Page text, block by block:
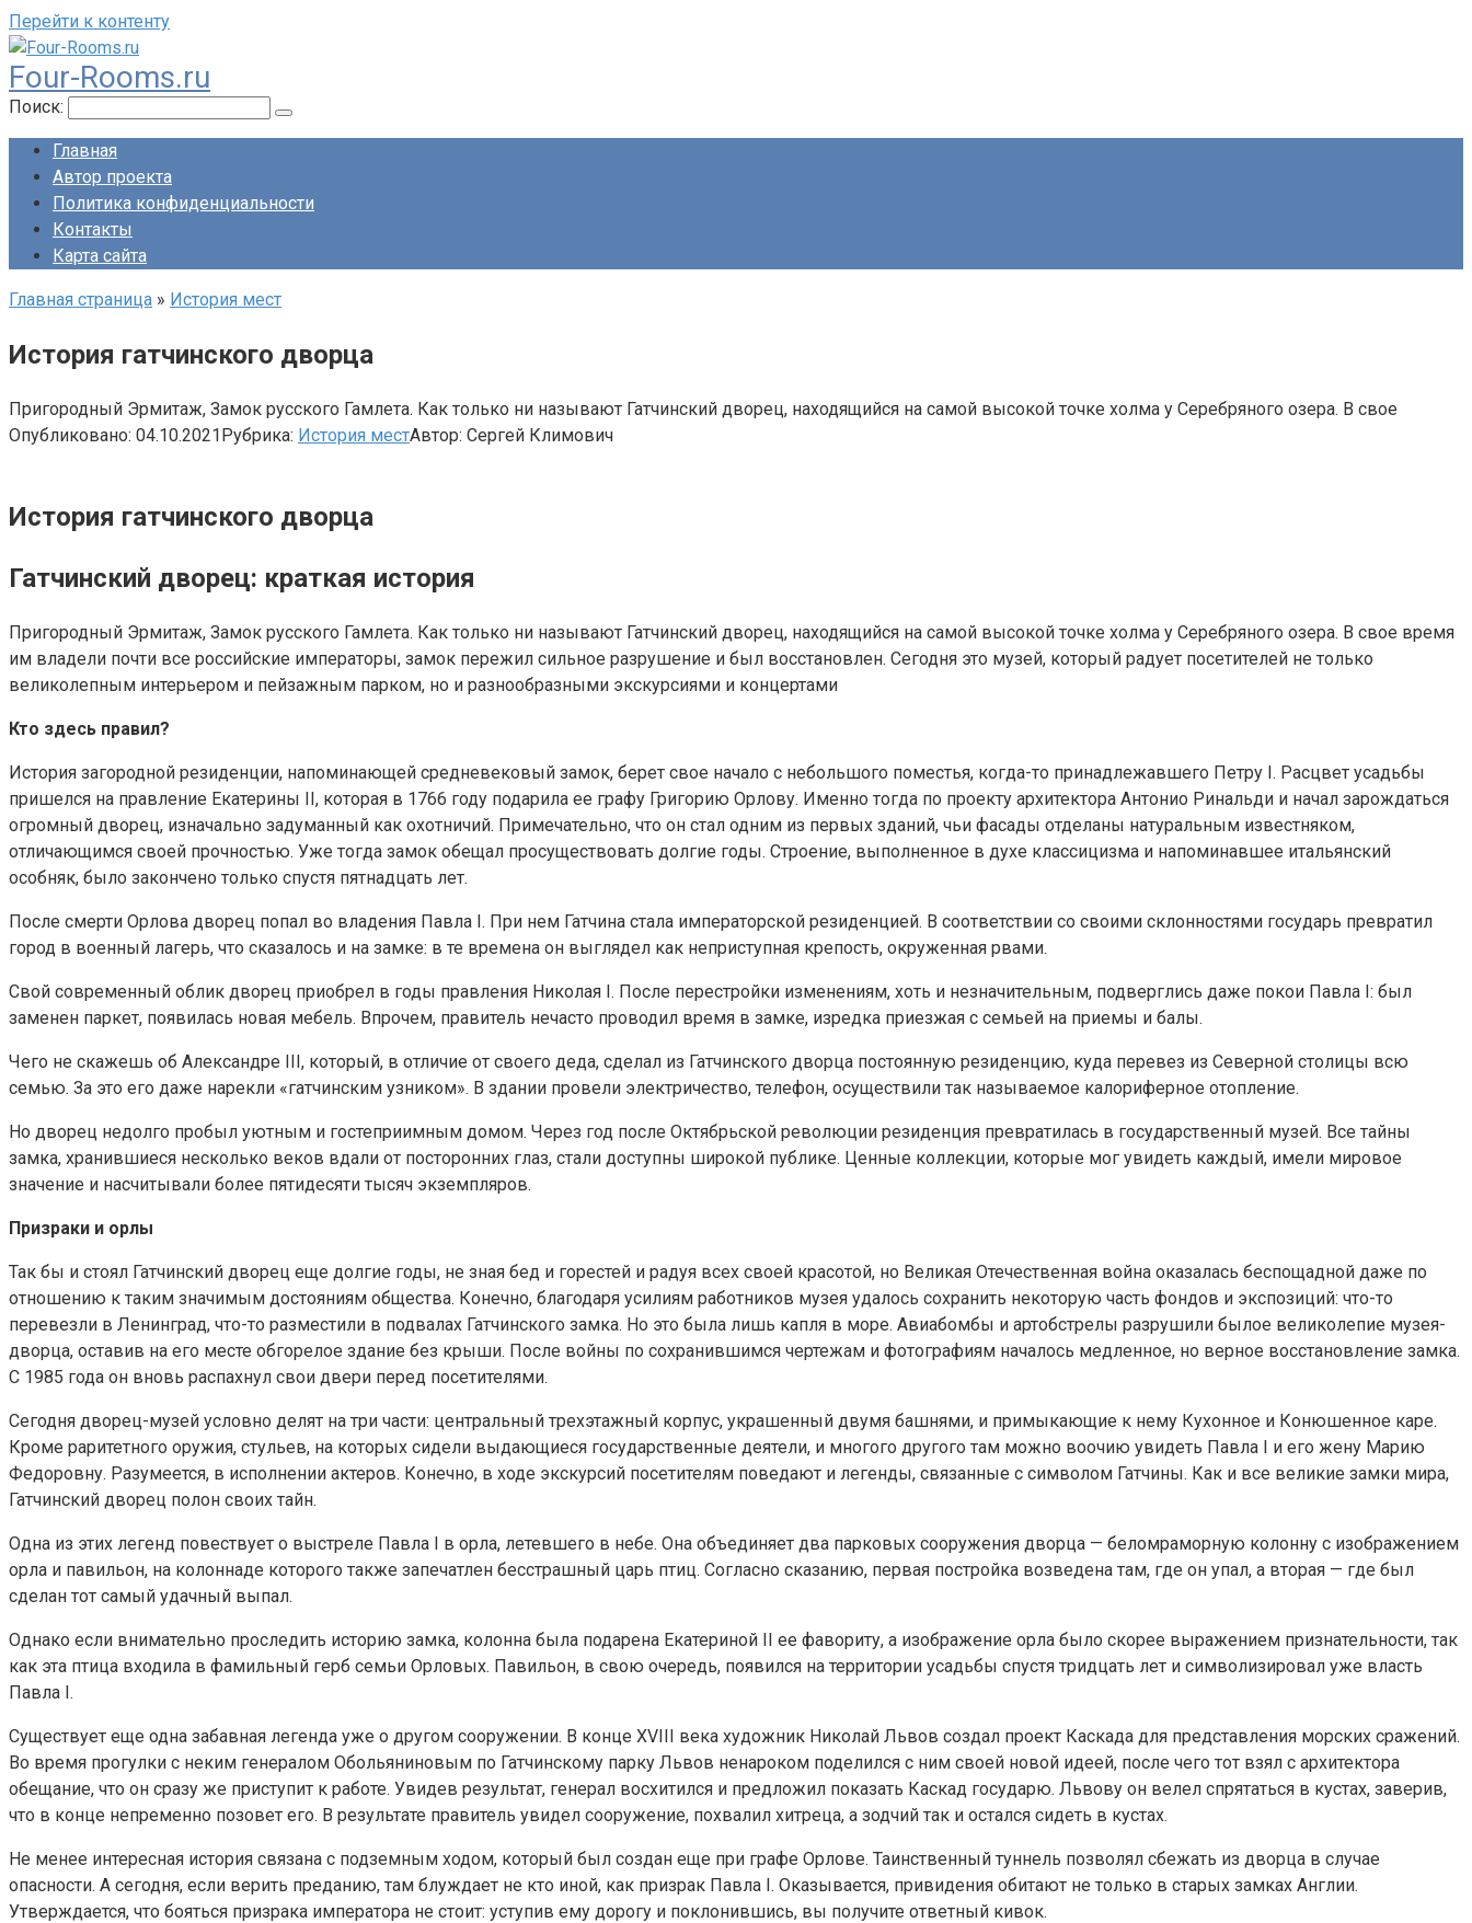
Перейти к контенту
Four-Rooms.ru
Поиск:
Главная
Автор проекта
Политика конфиденциальности
Контакты
Карта сайта
Главная страница » История мест
История гатчинского дворца
Пригородный Эрмитаж, Замок русского Гамлета. Как только ни называют Гатчинский дворец, находящийся на самой высокой точке холма у Серебряного озера. В свое
Опубликовано: 04.10.2021Рубрика: История местАвтор: Сергей Климович
История гатчинского дворца
Гатчинский дворец: краткая история
Пригородный Эрмитаж, Замок русского Гамлета. Как только ни называют Гатчинский дворец, находящийся на самой высокой точке холма у Серебряного озера. В свое время
им владели почти все российские императоры, замок пережил сильное разрушение и был восстановлен. Сегодня это музей, который радует посетителей не только
великолепным интерьером и пейзажным парком, но и разнообразными экскурсиями и концертами
Кто здесь правил?
История загородной резиденции, напоминающей средневековый замок, берет свое начало с небольшого поместья, когда-то принадлежавшего Петру I. Расцвет усадьбы
пришелся на правление Екатерины II, которая в 1766 году подарила ее графу Григорию Орлову. Именно тогда по проекту архитектора Антонио Ринальди и начал зарождаться
огромный дворец, изначально задуманный как охотничий. Примечательно, что он стал одним из первых зданий, чьи фасады отделаны натуральным известняком,
отличающимся своей прочностью. Уже тогда замок обещал просуществовать долгие годы. Строение, выполненное в духе классицизма и напоминавшее итальянский
особняк, было закончено только спустя пятнадцать лет.
После смерти Орлова дворец попал во владения Павла I. При нем Гатчина стала императорской резиденцией. В соответствии со своими склонностями государь превратил
город в военный лагерь, что сказалось и на замке: в те времена он выглядел как неприступная крепость, окруженная рвами.
Свой современный облик дворец приобрел в годы правления Николая I. После перестройки изменениям, хоть и незначительным, подверглись даже покои Павла I: был
заменен паркет, появилась новая мебель. Впрочем, правитель нечасто проводил время в замке, изредка приезжая с семьей на приемы и балы.
Чего не скажешь об Александре III, который, в отличие от своего деда, сделал из Гатчинского дворца постоянную резиденцию, куда перевез из Северной столицы всю
семью. За это его даже нарекли «гатчинским узником». В здании провели электричество, телефон, осуществили так называемое калориферное отопление.
Но дворец недолго пробыл уютным и гостеприимным домом. Через год после Октябрьской революции резиденция превратилась в государственный музей. Все тайны
замка, хранившиеся несколько веков вдали от посторонних глаз, стали доступны широкой публике. Ценные коллекции, которые мог увидеть каждый, имели мировое
значение и насчитывали более пятидесяти тысяч экземпляров.
Призраки и орлы
Так бы и стоял Гатчинский дворец еще долгие годы, не зная бед и горестей и радуя всех своей красотой, но Великая Отечественная война оказалась беспощадной даже по
отношению к таким значимым достояниям общества. Конечно, благодаря усилиям работников музея удалось сохранить некоторую часть фондов и экспозиций: что-то
перевезли в Ленинград, что-то разместили в подвалах Гатчинского замка. Но это была лишь капля в море. Авиабомбы и артобстрелы разрушили былое великолепие музея-
дворца, оставив на его месте обгорелое здание без крыши. После войны по сохранившимся чертежам и фотографиям началось медленное, но верное восстановление замка.
С 1985 года он вновь распахнул свои двери перед посетителями.
Сегодня дворец-музей условно делят на три части: центральный трехэтажный корпус, украшенный двумя башнями, и примыкающие к нему Кухонное и Конюшенное каре.
Кроме раритетного оружия, стульев, на которых сидели выдающиеся государственные деятели, и многого другого там можно воочию увидеть Павла I и его жену Марию
Федоровну. Разумеется, в исполнении актеров. Конечно, в ходе экскурсий посетителям поведают и легенды, связанные с символом Гатчины. Как и все великие замки мира,
Гатчинский дворец полон своих тайн.
Одна из этих легенд повествует о выстреле Павла I в орла, летевшего в небе. Она объединяет два парковых сооружения дворца — беломраморную колонну с изображением
орла и павильон, на колоннаде которого также запечатлен бесстрашный царь птиц. Согласно сказанию, первая постройка возведена там, где он упал, а вторая — где был
сделан тот самый удачный выпал.
Однако если внимательно проследить историю замка, колонна была подарена Екатериной II ее фавориту, а изображение орла было скорее выражением признательности, так
как эта птица входила в фамильный герб семьи Орловых. Павильон, в свою очередь, появился на территории усадьбы спустя тридцать лет и символизировал уже власть
Павла I.
Существует еще одна забавная легенда уже о другом сооружении. В конце XVIII века художник Николай Львов создал проект Каскада для представления морских сражений.
Во время прогулки с неким генералом Обольяниновым по Гатчинскому парку Львов ненароком поделился с ним своей новой идеей, после чего тот взял с архитектора
обещание, что он сразу же приступит к работе. Увидев результат, генерал восхитился и предложил показать Каскад государю. Львову он велел спрятаться в кустах, заверив,
что в конце непременно позовет его. В результате правитель увидел сооружение, похвалил хитреца, а зодчий так и остался сидеть в кустах.
Не менее интересная история связана с подземным ходом, который был создан еще при графе Орлове. Таинственный туннель позволял сбежать из дворца в случае
опасности. А сегодня, если верить преданию, там блуждает не кто иной, как призрак Павла I. Оказывается, привидения обитают не только в старых замках Англии.
Утверждается, что бояться призрака императора не стоит: уступив ему дорогу и поклонившись, вы получите ответный кивок.